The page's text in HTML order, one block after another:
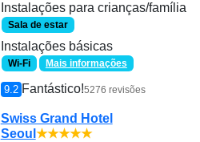
Instalações para crianças/família
Sala de estar
Instalações básicas
Wi-Fi Mais informações
9.2 Fantástico!5276 revisões
Swiss Grand Hotel
Seoul ★★★★★